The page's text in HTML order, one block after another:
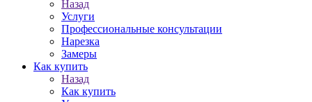
Назад
Услуги
Профессиональные консультации
Нарезка
Замеры
Как купить
Назад
Как купить